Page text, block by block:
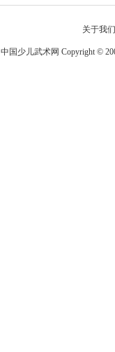
关于我们
中国少儿武术网 Copyright ©